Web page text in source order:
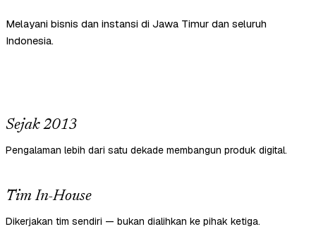
Melayani bisnis dan instansi di Jawa Timur dan seluruh
Indonesia.
Sejak 2013
Pengalaman lebih dari satu dekade membangun produk digital.
Tim In-House
Dikerjakan tim sendiri — bukan dialihkan ke pihak ketiga.